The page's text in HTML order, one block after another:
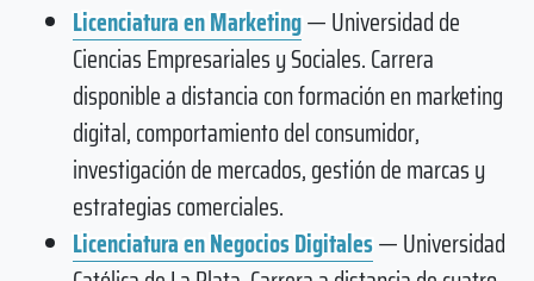
Licenciatura en Marketing— Universidad de
Ciencias Empresariales y Sociales. Carrera
disponible a distancia con formación en marketing
digital, comportamiento del consumidor,
investigación de mercados, gestión de marcas y
estrategias comerciales.
Licenciatura en Negocios Digitales— Universidad